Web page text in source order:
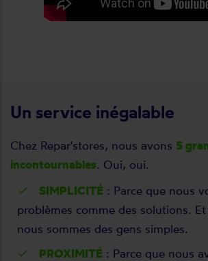
Un service inégalable
Chez Repar'stores, nous avons 5
incontournables. Oui, oui.
SIMPLICITÉ : Parce que nous
problèmes comme des solutions.
nous sommes des gens simples.
PROXIMITÉ : Parce que nous